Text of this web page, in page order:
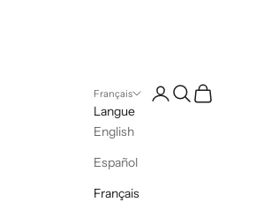
Français
Langue
English
Español
Français
Connexion
Recherche
Panier